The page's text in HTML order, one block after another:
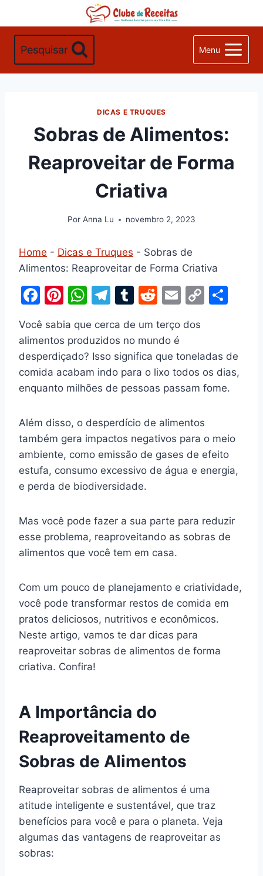
Conteúdo
Pesquisar Menu
DICAS E TRUQUES
Sobras de Alimentos:
Reaproveitar de Forma
Criativa
Por Anna Lu novembro 2, 2023
Home - Dicas e Truques - Sobras de
Alimentos: Reaproveitar de Forma Criativa
F
c
e
b
o
k
Pi
er
e
st
W
at
s
A
p
T
e
gr
a
m
T
m
bl
r
R
d
di
t
E
ai
l
C
y
Li
n
e
Você sabia que cerca de um terço dos
alimentos produzidos no mundo é
desperdiçado? Isso significa que toneladas de
comida acabam indo para o lixo todos os dias,
enquanto milhões de pessoas passam fome.
Além disso, o desperdício de alimentos
também gera impactos negativos para o meio
ambiente, como emissão de gases de efeito
estufa, consumo excessivo de água e energia,
e perda de biodiversidade.
Mas você pode fazer a sua parte para reduzir
esse problema, reaproveitando as sobras de
alimentos que você tem em casa.
Com um pouco de planejamento e criatividade,
você pode transformar restos de comida em
pratos deliciosos, nutritivos e econômicos.
Neste artigo, vamos te dar dicas para
reaproveitar sobras de alimentos de forma
criativa. Confira!
A Importância do
Reaproveitamento de
Sobras de Alimentos
Reaproveitar sobras de alimentos é uma
atitude inteligente e sustentável, que traz
benefícios para você e para o planeta. Veja
algumas das vantagens de reaproveitar as
sobras: